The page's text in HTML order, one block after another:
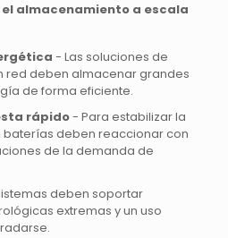
almacenamiento a escala
- Las soluciones de
red deben almacenar grandes
de forma eficiente.
rápido- Para estabilizar la
baterías deben reaccionar con
de la demanda de
deben soportar
extremas y un uso